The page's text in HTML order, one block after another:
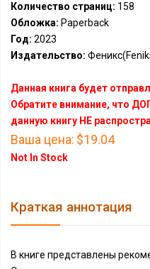
Количество страниц: 158
Обложка: Paperback
Год: 2023
Издательство:
Данная книга будет
Обратите внимание, что
данную книгу НЕ
Ваша цена: $19.04
Not In Stock
Краткая аннотация
В книге представлены